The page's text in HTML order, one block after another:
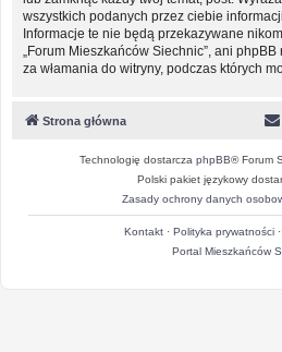
wszystkich podanych przez ciebie
Informacje te nie będą przekazywane
„Forum Mieszkańców Siechnic”, ani
za włamania do witryny, podczas których
Strona główna
Technologię dostarcza phpBB® Forum
Polski pakiet językowy
Zasady ochrony danych
Kontakt· Polityka prywatności·
Portal Mieszkańców